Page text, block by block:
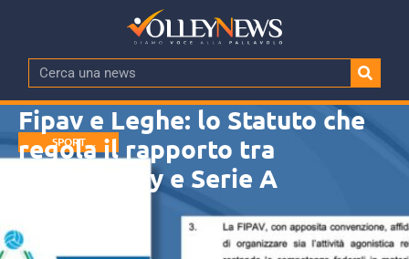
SPORT
MANAGEMENT
Fipav e Leghe: lo Statuto che
regola il rapporto tra
Federvolley e Serie A